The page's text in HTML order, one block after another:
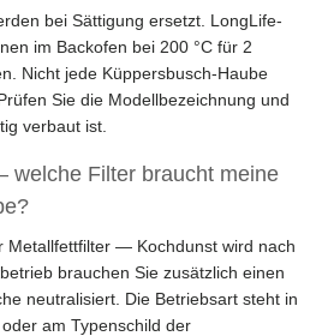
bei Sättigung ersetzt. LongLife-
im Backofen bei 200 °C für 2
Nicht jede Küppersbusch-Haube
Sie die Modellbezeichnung und
verbaut ist.
welche Filter braucht meine
Metallfettfilter — Kochdunst wird nach
brauchen Sie zusätzlich einen
neutralisiert. Die Betriebsart steht in
am Typenschild der